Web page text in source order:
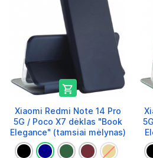

Xiaomi Redmi Note 14 Pro
5G / Poco X7 dėklas "Book
Elegance" (tamsiai mėlynas)